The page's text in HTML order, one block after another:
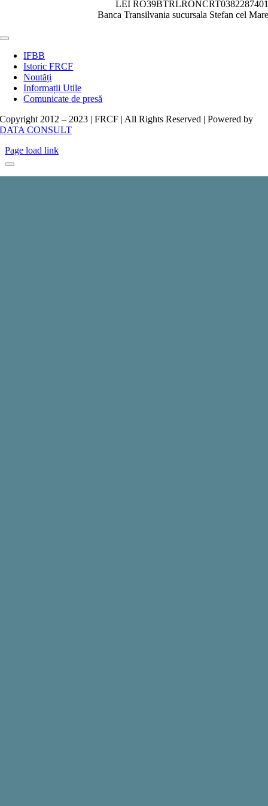
LEI RO39BTRLRONCRT0382287401
Banca Transilvania sucursala Stefan cel Mare
Toggle
Navigation
IFBB
Istoric FRCF
Noutăți
Informații Utile
Comunicate de presă
Copyright 2012 – 2023 | FRCF | All Rights Reserved | Powered by
DATA CONSULT
Page load link